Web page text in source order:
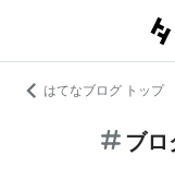
はてなブログ トップ
ブロ